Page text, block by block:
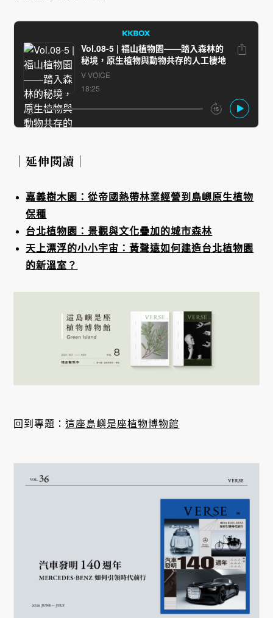
｜延伸閱讀｜
嘉義樹木園：從帝國熱帶林業經營到島嶼原生植物
保種
台北植物園：景觀與文化疊加的城市森林
天上漂浮的小小宇宙：黃聲遠如何建造台北植物園
的新溫室？
回到專題：這座島嶼是座植物博物館